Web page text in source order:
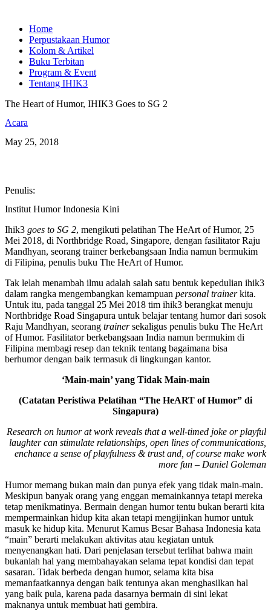
Home
Perpustakaan Humor
Kolom & Artikel
Buku Terbitan
Program & Event
Tentang IHIK3
The Heart of Humor, IHIK3 Goes to SG 2
Acara
May 25, 2018
Penulis:
Institut Humor Indonesia Kini
Ihik3 goes to SG 2, mengikuti pelatihan The HeArt of Humor, 25
Mei 2018, di Northbridge Road, Singapore, dengan fasilitator Raju
Mandhyan, seorang trainer berkebangsaan India namun bermukim
di Filipina, penulis buku The HeArt of Humor.
Tak lelah menambah ilmu adalah salah satu bentuk kepedulian ihik3
dalam rangka mengembangkan kemampuan personal trainerkita.
Untuk itu, pada tanggal 25 Mei 2018 tim ihik3 berangkat menuju
Northbridge Road Singapura untuk belajar tentang humor dari sosok
Raju Mandhyan, seorang trainersekaligus penulis buku The HeArt
of Humor. Fasilitator berkebangsaan India namun bermukim di
Filipina membagi resep dan teknik tentang bagaimana bisa
berhumor dengan baik termasuk di lingkungan kantor.
‘Main-main’ yang Tidak Main-main
(Catatan Peristiwa Pelatihan “The HeART of Humor” di
Singapura)
Research on humor at work reveals that a well-timed joke or playful
laughter can stimulate relationships, open lines of communications,
enchance a sense of playfulness & trust and, of course make work
more fun – Daniel Goleman
Humor memang bukan main dan punya efek yang tidak main-main.
Meskipun banyak orang yang enggan memainkannya tetapi mereka
tetap menikmatinya. Bermain dengan humor tentu bukan berarti kita
mempermainkan hidup kita akan tetapi mengijinkan humor untuk
masuk ke hidup kita. Menurut Kamus Besar Bahasa Indonesia kata
“main” berarti melakukan aktivitas atau kegiatan untuk
menyenangkan hati. Dari penjelasan tersebut terlihat bahwa main
bukanlah hal yang membahayakan selama tepat kondisi dan tepat
sasaran. Tidak berbeda dengan humor, selama kita bisa
memanfaatkannya dengan baik tentunya akan menghasilkan hal
yang baik pula, karena pada dasarnya bermain di sini lekat
maknanya untuk membuat hati gembira.